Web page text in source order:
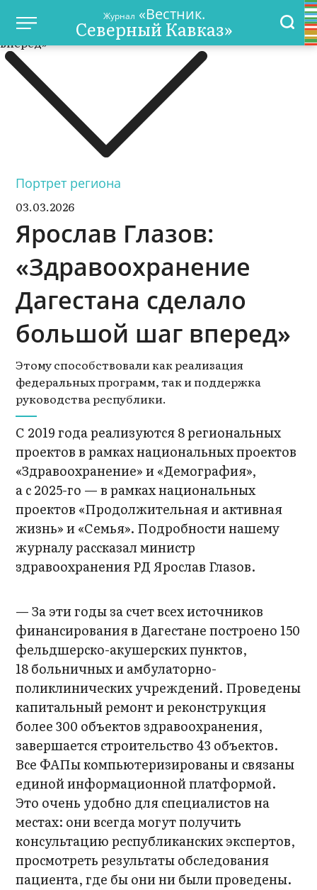
Журнал «Вестник.
Северный Кавказ»
Портрет региона
03.03.2026
Ярослав Глазов:
«Здравоохранение
Дагестана сделало
большой шаг вперед»
Этому способствовали как реализация
федеральных программ, так и поддержка
руководства республики.
С 2019 года реализуются 8 региональных
проектов в рамках национальных проектов
«Здравоохранение» и «Демография»,
а с 2025-го — в рамках национальных
проектов «Продолжительная и активная
жизнь» и «Семья». Подробности нашему
журналу рассказал министр
здравоохранения РД Ярослав Глазов.
— За эти годы за счет всех источников
финансирования в Дагестане построено 150
фельдшерско-акушерских пунктов,
18 больничных и амбулаторно-
поликлинических учреждений. Проведены
капитальный ремонт и реконструкция
более 300 объектов здравоохранения,
завершается строительство 43 объектов.
Все ФАПы компьютеризированы и связаны
единой информационной платформой.
Это очень удобно для специалистов на
местах: они всегда могут получить
консультацию республиканских экспертов,
просмотреть результаты обследования
пациента, где бы они ни были проведены.